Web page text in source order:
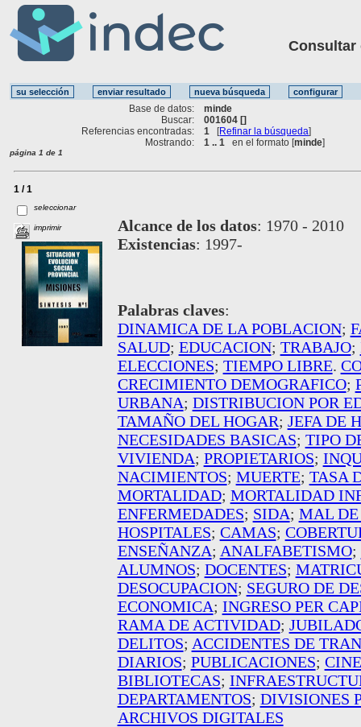
Consultar
Base de datos:
minde
Buscar:
001604 []
Referencias encontradas:
1 [Refinar la búsqueda]
Mostrando:
1 .. 1 en el formato [minde]
página 1 de 1
1 / 1
seleccionar
imprimir Alcance de los datos: 1970 - 2010
Existencias: 1997-
Palabras claves:
DINAMICA DE LA POBLACION;
SALUD; EDUCACION; TRABAJO;
ELECCIONES; TIEMPO LIBRE.
CRECIMIENTO DEMOGRAFICO;
URBANA; DISTRIBUCION POR
TAMAÑO DEL HOGAR; JEFA DE
NECESIDADES BASICAS; TIPO
VIVIENDA; PROPIETARIOS;
NACIMIENTOS; MUERTE; TASA
MORTALIDAD; MORTALIDAD
ENFERMEDADES; SIDA; MAL DE
HOSPITALES; CAMAS;
ENSEÑANZA; ANALFABETISMO;
ALUMNOS; DOCENTES;
DESOCUPACION; SEGURO DE
ECONOMICA; INGRESO PER
RAMA DE ACTIVIDAD;
DELITOS; ACCIDENTES DE
DIARIOS; PUBLICACIONES; CINE
BIBLIOTECAS;
DEPARTAMENTOS; DIVISIONES
ARCHIVOS DIGITALES